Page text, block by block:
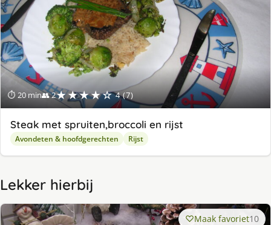
⏱ 20 min👥 2★★★★☆ 4 (7)
Steak met spruiten,broccoli en rijst
Avondeten & hoofdgerechten Rijst
Lekker hierbij
Maak favoriet10